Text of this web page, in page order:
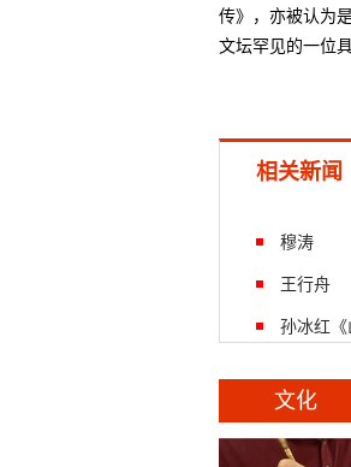
传》，亦被认为
文坛罕见的一位
相关新闻
穆涛
王行舟
孙冰红《
文化